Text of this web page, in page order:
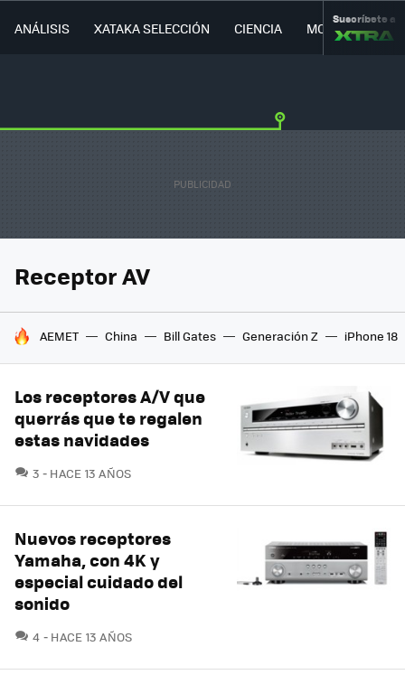
ANÁLISIS XATAKA SELECCIÓN CIENCIA MOVILIDAD
Suscríbete a
Receptor AV
HOY SE HABLA DE
AEMET China Bill Gates Generación Z iPhone 18
Los receptores A/V que
querrás que te regalen
estas navidades
3 COMENTARIOS
HACE 13 AÑOS
Nuevos receptores
Yamaha, con 4K y
especial cuidado del
sonido
4 COMENTARIOS
HACE 13 AÑOS